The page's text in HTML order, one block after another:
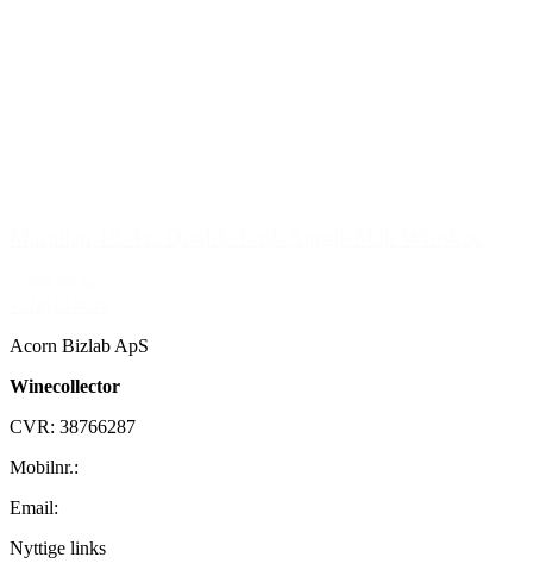
Acorn Bizlab ApS
Winecollector
CVR: 38766287
Mobilnr.:
Email:
Nyttige links